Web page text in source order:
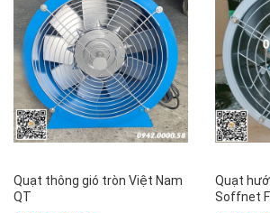
Quạt thông gió tròn Việt Nam
QT
Quạt
Soffnet